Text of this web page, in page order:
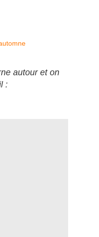
autour et on
: